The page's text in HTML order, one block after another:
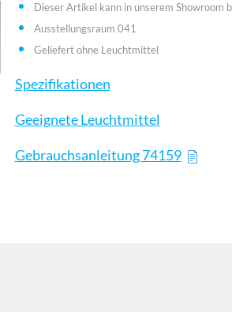
Dieser Artikel kann in unserem Showroom
Ausstellungsraum 041
Geliefert ohne Leuchtmittel
Spezifikationen
Geeignete Leuchtmittel
Gebrauchsanleitung 74159